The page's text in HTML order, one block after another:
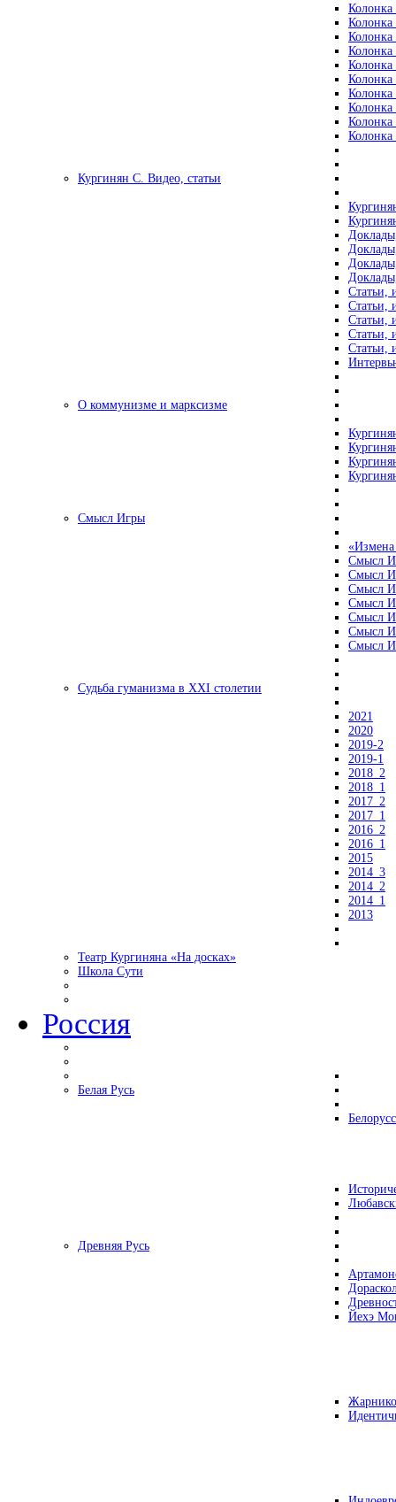
Колонка
Колонка
Колонка
Колонка
Колонка
Колонка
Колонка
Колонка
Колонка
Колонка
Кургинян С. Видео, статьи
Статьи,
Статьи,
Статьи,
Статьи,
Статьи,
О коммунизме и марксизме
Смысл Игры
«Измена
Смысл
Смысл
Смысл
Смысл
Смысл
Смысл
Смысл
Судьба гуманизма в XXI столетии
2021
2020
2019-2
2019-1
2018_2
2018_1
2017_2
2017_1
2016_2
2016_1
2015
2014_3
2014_2
2014_1
2013
Театр Кургиняна «На досках»
Школа Сути
Россия
Белая Русь
Древняя Русь
Йехэ